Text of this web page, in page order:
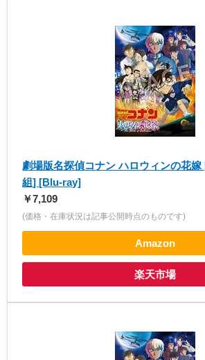
劇場版名探偵コナン ハロウィンの花
組] [Blu-ray]
￥7,109
(価格・在庫状況は記事公開時点のものです)
Amazon
楽天市場